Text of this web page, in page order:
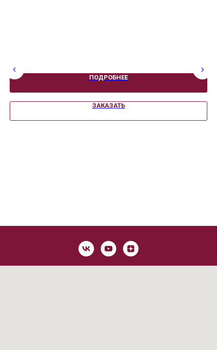
ПОДРОБНЕЕ
ЗАКАЗАТЬ